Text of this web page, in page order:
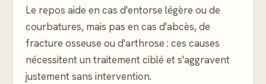
Le repos aide en cas d'entorse légère ou de
courbatures, mais pas en cas d'abcès, de
fracture osseuse ou d'arthrose : ces causes
nécessitent un traitement ciblé et s'aggravent
justement sans intervention.